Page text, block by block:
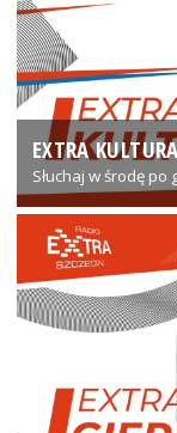
EXTRA KULTURA
Słuchaj w środę po